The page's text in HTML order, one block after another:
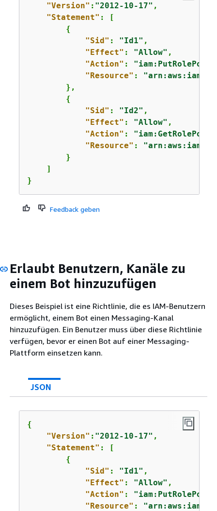
"Version" : "2012-10-17" ,
"Statement" : [
{
"Sid" : "Id1" ,
"Effect" : "Allow" ,
"Action" :
"Resource" :
        },
{
"Sid" : "Id2" ,
"Effect" : "Allow" ,
"Action" :
"Resource" :
        }
    ]
}
Feedback geben
Erlaubt Benutzern, Kanäle zu
einem Bot hinzuzufügen
Dieses Beispiel ist eine Richtlinie, die es IAM-Benutzern
ermöglicht, einem Bot einen Messaging-Kanal
hinzuzufügen. Ein Benutzer muss über diese Richtlinie
verfügen, bevor er einen Bot auf einer Messaging-
Plattform einsetzen kann.
JSON
{
"Version" : "2012-10-17" ,
"Statement" : [
{
"Sid" : "Id1" ,
"Effect" : "Allow" ,
"Action" :
"Resource" :